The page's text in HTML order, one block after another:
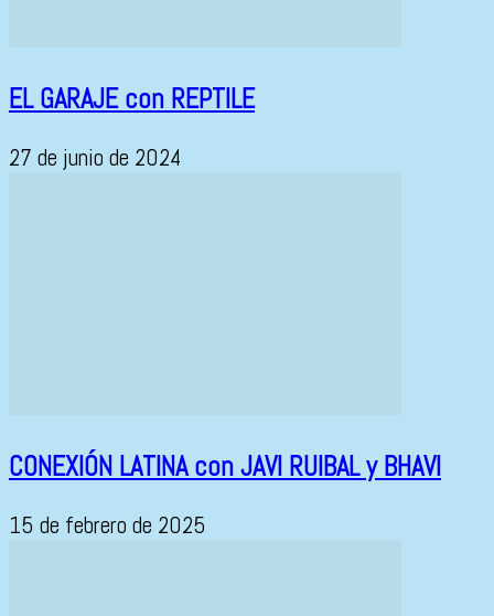
EL GARAJE con REPTILE
27 de junio de 2024
CONEXIÓN LATINA con JAVI RUIBAL y BHAVI
15 de febrero de 2025